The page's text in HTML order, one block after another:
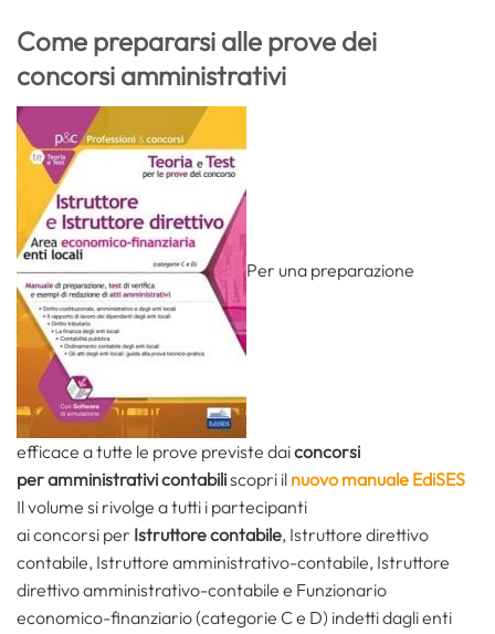
Come prepararsi alle prove dei
concorsi amministrativi
Per una preparazione
efficace a tutte le prove previste daiconcorsi
peramministrativi contabiliscopri il nuovo manuale EdiSES
Il volume si rivolge a tutti i partecipanti
ai concorsi per Istruttore contabile, Istruttore direttivo
contabile, Istruttore amministrativo-contabile, Istruttore
direttivo amministrativo-contabile e Funzionario
economico-finanziario (categorie C e D) indetti dagli enti